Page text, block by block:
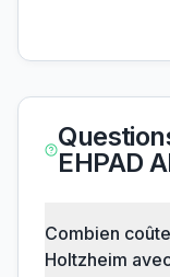
EHPAD
Combien
Holtzheim